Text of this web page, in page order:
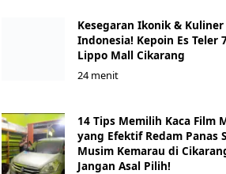
Kesegaran Ikonik & Kuliner
Indonesia! Kepoin Es Teler
Lippo Mall Cikarang
24 menit
14 Tips Memilih Kaca Film
yang Efektif Redam Panas
Musim Kemarau di
Jangan Asal Pilih!